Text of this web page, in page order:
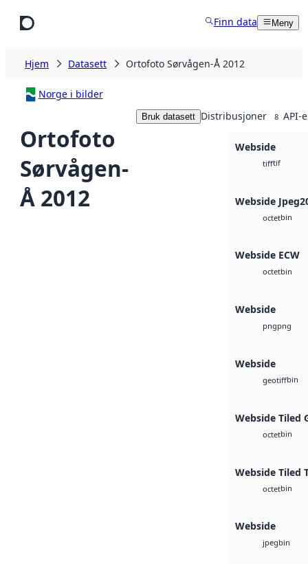
Finn data Meny
Hjem Datasett Ortofoto Sørvågen-Å 2012
Norge i bilder
Ortofoto
Sørvågen-
Å 2012
Bruk datasett Distribusjoner 8 API-
Webside
tifftif
Webside
octetbin
Webside ECW
octetbin
Webside
pngpng
Webside
geotiffbin
Webside Tiled
octetbin
Webside Tiled
octetbin
Webside
jpegbin